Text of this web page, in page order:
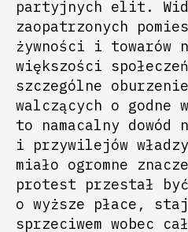
partyjnych elit.
zaopatrzonych
żywności i towarów
większości
szczególne
walczących o godne
to namacalny dowód
i przywilejów
miało ogromne
protest przestał
o wyższe płace,
sprzeciwem wobec